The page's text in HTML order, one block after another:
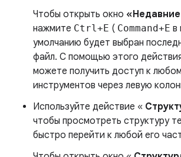
Чтобы открыть окно
нажмите Ctrl+E ( Command+E в
умолчанию будет выбран
файл. С помощью этого
можете получить доступ к
инструментов через левую
Используйте действие «
чтобы просмотреть структуру
быстро перейти к любой его